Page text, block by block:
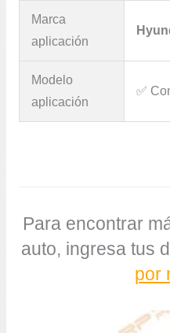
Marca
aplicación
Modelo
aplicación
✅​
Para encontrar
auto, ingresa tus
por